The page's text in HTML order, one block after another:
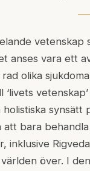
anses vara ett
olika
‘livets vetenskap
att bara
inklusive
över. I